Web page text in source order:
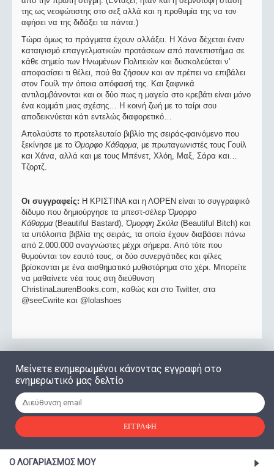
της ως νεοφώτιστης στο σεξ αλλά και η προθυμία της να τον
αφήσει να της διδάξει τα πάντα.)
Τώρα όμως τα πράγματα έχουν αλλάξει. Η Χάνα δέχεται έναν
καταιγισμό επαγγελματικών προτάσεων από πανεπιστήμια σε
κάθε σημείο των Ηνωμένων Πολιτειών και δυσκολεύεται ν’
αποφασίσει τι θέλει, πού θα ζήσουν και αν πρέπει να επιβάλει
στον Γουίλ την όποια απόφασή της. Και ξαφνικά
αντιλαμβάνονται και οι δύο πως η μαγεία στο κρεβάτι είναι μόνο
ένα κομμάτι μιας σχέσης… Η κοινή ζωή με το ταίρι σου
αποδεικνύεται κάτι εντελώς διαφορετικό…
Απολαύστε το προτελευταίο βιβλίο της σειράς-φαινόμενο που
ξεκίνησε με το Όμορφο Κάθαρμα, με πρωταγωνιστές τους Γουίλ
και Χάνα, αλλά και με τους Μπένετ, Χλόη, Μαξ, Σάρα και…
Τζορτζ.
Οι συγγραφείς: Η ΚΡΙΣΤΙΝΑ και η ΛΟΡΕΝ είναι το συγγραφικό
δίδυμο που δημιούργησε τα μπεστ-σέλερ Όμορφο
Κάθαρμα (Beautiful Bastard), Όμορφη Σκύλα(Beautiful Bitch) και
τα υπόλοιπα βιβλία της σειράς, τα οποία έχουν διαβάσει πάνω
από 2.000.000 αναγνώστες μέχρι σήμερα. Από τότε που
θυμούνται τον εαυτό τους, οι δύο συνεργάτιδες και φίλες
βρίσκονται με ένα αισθηματικό μυθιστόρημα στο χέρι. Μπορείτε
να μαθαίνετε νέα τους στη διεύθυνση
ChristinaLaurenBooks.com, καθώς και στο Twitter, στα
@seeCwrite και @lolashoes
Μείνετε ενημερωμένοι κάνοντας εγγραφή στο
ενημερωτικό μας δελτίο
ΕΓΓΡΑΦΉ
Ο ΛΟΓΑΡΙΑΣΜΌΣ ΜΟΥ